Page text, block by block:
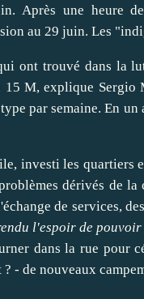
Après une heure
au 29 juin. Les
ont trouvé dans la
15 M, explique Sergio
par semaine. En
investi les quartiers
dérivés de
de services,
l'espoir de pouvoir
dans la rue pour
- de nouveaux